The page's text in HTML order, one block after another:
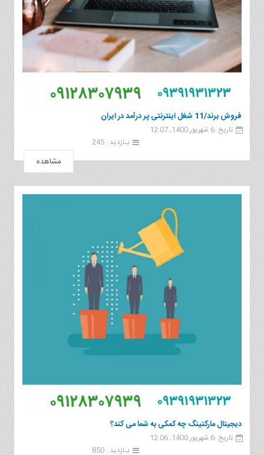
فروش برند/11 شغل اینترنتی پر درآمد در ایران
تاریخ :6 شهریور 1400, 12:07
بـازدید : 245
مشاهده
دیجیتال مارکتینگ چه کمکی به شما می کند؟
تاریخ :6 شهریور 1400, 12:06
بـازدید : 850